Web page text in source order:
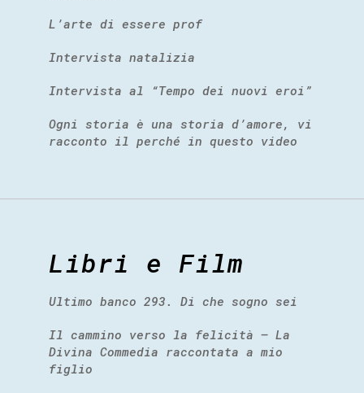
L’arte di essere prof
Intervista natalizia
Intervista al “Tempo dei nuovi eroi”
Ogni storia è una storia d’amore, vi
racconto il perché in questo video
Libri e Film
Ultimo banco 293. Di che sogno sei
Il cammino verso la felicità – La
Divina Commedia raccontata a mio
figlio